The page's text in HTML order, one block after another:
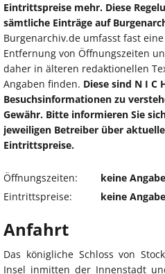
Eintrittspreise mehr. Diese
sämtliche Einträge auf
Burgenarchiv.de umfasst fast
Entfernung von Öffnungszeiten
daher in älteren redaktionellen
Angaben finden. Diese sind N I C
Besuchsinformationen zu
Gewähr. Bitte informieren Sie
jeweiligen Betreiber über
Eintrittspreise.
Öffnungszeiten:
keine
Eintrittspreise:
keine
Anfahrt
Das königliche Schloss von
Insel inmitten der Innenstadt